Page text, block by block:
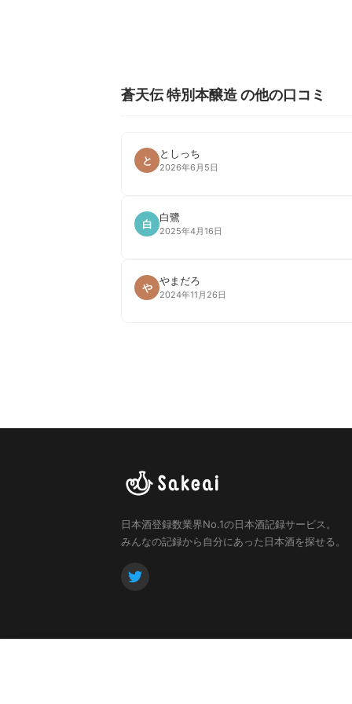
蒼天伝 特別本醸造 の他の口コミ
と
としっち
2026年6月5日
白
白鷺
2025年4月16日
や
やまだろ
2024年11月26日
日本酒登録数業界No.1の日本酒記録サービス。
みんなの記録から自分にあった日本酒を探せる。